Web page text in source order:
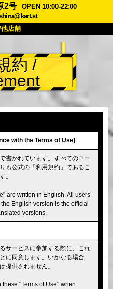
2号
OPEN 10:00-22:00
店舗
両 価格
FAQ
東京ベイ
約 /
with the Terms of Use]
書かれています。すべてのユー
も公式の「利用規約」であるこ
。
are written in English. All users
English version is the official
versions.
サービスに参加する際に、これ
に同意します。いかなる場合
提供されません。
"Terms of Use" when